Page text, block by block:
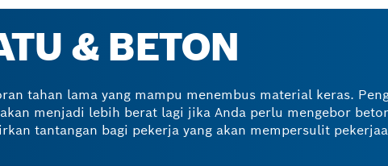
& BETON
tahan lama yang mampu menembus material keras.
menjadi lebih berat lagi jika Anda perlu mengebor
tantangan bagi pekerja yang akan mempersulit